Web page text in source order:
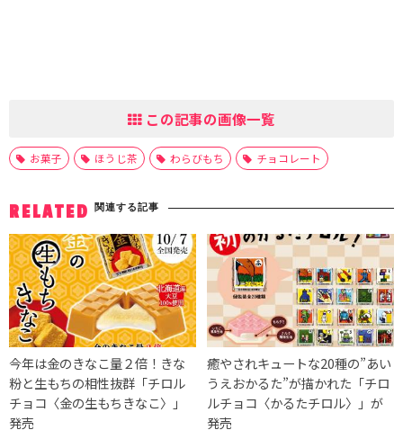
この記事の画像一覧
お菓子 ほうじ茶 わらびもち チョコレート
RELATED 関連する記事
今年は金のきなこ量２倍！きな
粉と生もちの相性抜群「チロル
チョコ〈金の生もちきなこ〉」
発売
癒やされキュートな20種の”あい
うえおかるた”が描かれた「チロ
ルチョコ〈かるたチロル〉」が
発売